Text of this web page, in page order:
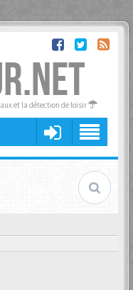
et la détection de loisir